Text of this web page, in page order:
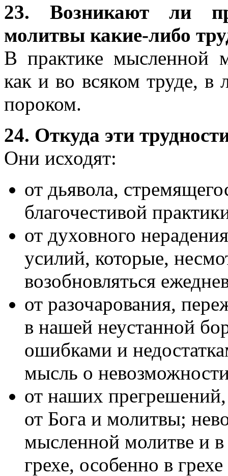
23. Возникают ли
молитвы какие-либо
В практике мысленной
как и во всяком труде, в
пороком.
24. Откуда эти
Они исходят:
от дьявола,
благочестивой
от духовного
усилий, которые,
возобновляться
от разочарования,
в нашей неустанной
ошибками и
мысль о
от наших
от Бога и молитвы;
мысленной молитве и в
грехе, особенно в